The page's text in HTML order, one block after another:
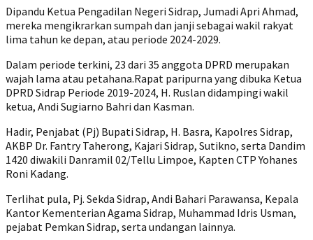
Dipandu Ketua Pengadilan Negeri Sidrap, Jumadi Apri Ahmad,
mereka mengikrarkan sumpah dan janji sebagai wakil rakyat
lima tahun ke depan, atau periode 2024-2029.
Dalam periode terkini, 23 dari 35 anggota DPRD merupakan
wajah lama atau petahana.Rapat paripurna yang dibuka Ketua
DPRD Sidrap Periode 2019-2024, H. Ruslan didampingi wakil
ketua, Andi Sugiarno Bahri dan Kasman.
Hadir, Penjabat (Pj) Bupati Sidrap, H. Basra, Kapolres Sidrap,
AKBP Dr. Fantry Taherong, Kajari Sidrap, Sutikno, serta Dandim
1420 diwakili Danramil 02/Tellu Limpoe, Kapten CTP Yohanes
Roni Kadang.
Terlihat pula, Pj. Sekda Sidrap, Andi Bahari Parawansa, Kepala
Kantor Kementerian Agama Sidrap, Muhammad Idris Usman,
pejabat Pemkan Sidrap, serta undangan lainnya.